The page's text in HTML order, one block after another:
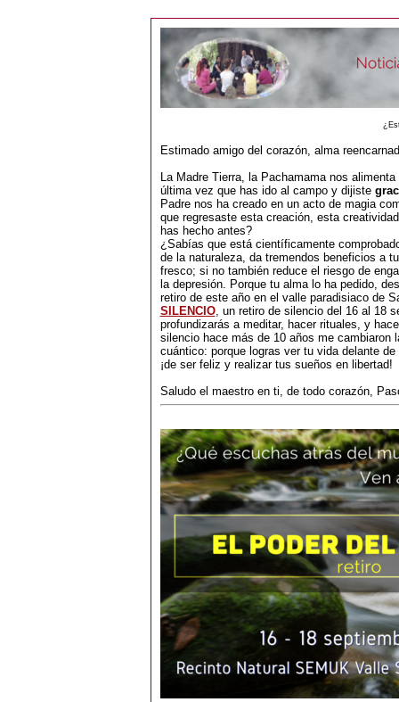
Estimado amigo del corazón, alma
La Madre Tierra, la Pachamama nos
última vez que has ido al campo y dijiste
Padre nos ha creado en un acto de magia
que regresaste esta creación, esta
has hecho antes?
¿Sabías que está científicamente
de la naturaleza, da tremendos beneficios a
fresco; si no también reduce el riesgo de
la depresión. Porque tu alma lo ha pedido,
retiro de este año en el valle paradisiaco de
SILENCIO, un retiro de silencio del 16 al 18
profundizarás a meditar, hacer rituales, y
silencio hace más de 10 años me cambiaron
cuántico: porque logras ver tu vida delante
¡de ser feliz y realizar tus sueños en libertad!
Saludo el maestro en ti, de todo corazón,